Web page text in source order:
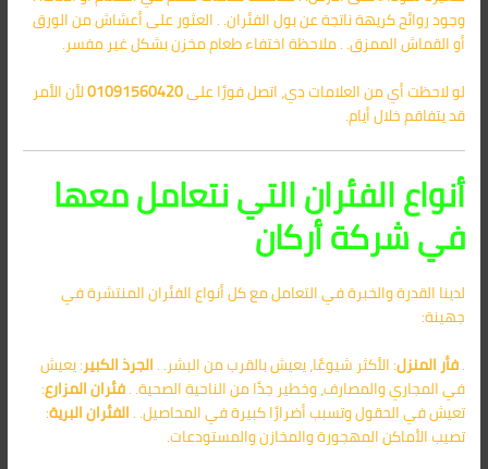
وجود روائح كريهة ناتجة عن بول الفئران. . العثور على أعشاش من الورق
أو القماش الممزق. . ملاحظة اختفاء طعام مخزن بشكل غير مفسر.
لو لاحظت أي من العلامات دي، اتصل فورًا على01091560420لأن الأمر
قد يتفاقم خلال أيام.
أنواع الفئران التي نتعامل معها
في شركة أركان
لدينا القدرة والخبرة في التعامل مع كل أنواع الفئران المنتشرة في
جهينة:
.فأر المنزل: الأكثر شيوعًا، يعيش بالقرب من البشر. .الجرذ الكبير: يعيش
في المجاري والمصارف، وخطير جدًا من الناحية الصحية. .فئران المزارع:
تعيش في الحقول وتسبب أضرارًا كبيرة في المحاصيل. .الفئران البرية:
تصيب الأماكن المهجورة والمخازن والمستودعات.